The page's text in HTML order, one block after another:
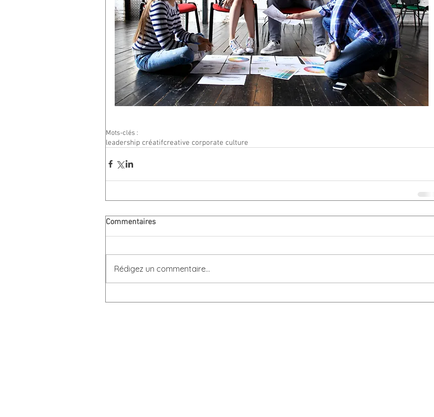
Mots-clés :
leadership créatifcreative corporate culture
Commentaires
Rédigez un commentaire...